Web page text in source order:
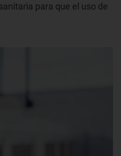
para que el uso de